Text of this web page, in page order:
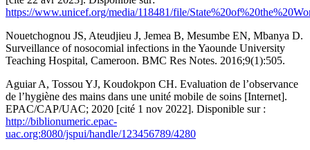
https://www.unicef.org/media/118481/file/
Nouetchognou JS, Ateudjieu J, Jemea B, Mesumbe EN, Mbanya D.
Surveillance of nosocomial infections in the Yaounde University
Teaching Hospital, Cameroon. BMC Res Notes. 2016;9(1):505.
Aguiar A, Tossou YJ, Koudokpon CH. Evaluation de l’observance
de l’hygiène des mains dans une unité mobile de soins [Internet].
EPAC/CAP/UAC; 2020 [cité 1 nov 2022]. Disponible sur :
http://biblionumeric.epac-
uac.org:8080/jspui/handle/123456789/4280